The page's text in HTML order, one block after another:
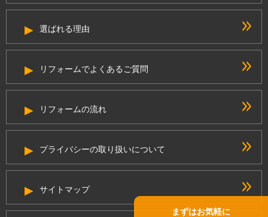
まずはお気軽に
選ばれる理由
リフォームでよくあるご質問
リフォームの流れ
プライバシーの取り扱いについて
サイトマップ